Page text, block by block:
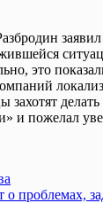
это
и пожелал
проблемах,